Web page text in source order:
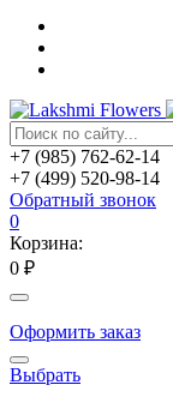
+7 (985) 762-62-14
+7 (499) 520-98-14
Обратный звонок
0
Корзина:
0 ₽
Оформить заказ
Выбрать